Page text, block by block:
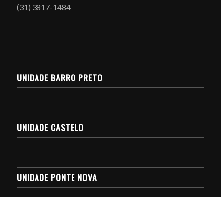
(31) 3817-1484
UNIDADE BARRO PRETO
UNIDADE CASTELO
UNIDADE PONTE NOVA